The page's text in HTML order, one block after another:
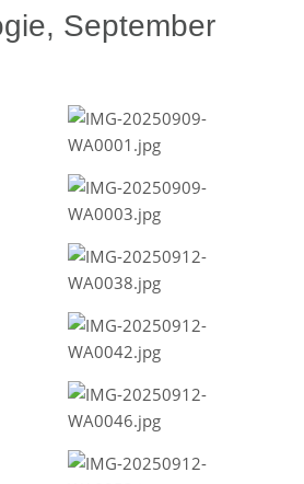
September